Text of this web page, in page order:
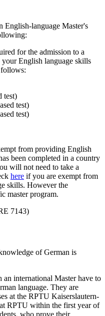
English-language Master's
for the admission to a
English language skills
follows:
test)
test)
test)
from providing English
been completed in a country
will not need to take a
here if you are exempt from
skills. However the
master program.
7143)
of German is
international Master have to
language. They are
at the RPTU Kaiserslautern-
RPTU within the first year of
who prove their